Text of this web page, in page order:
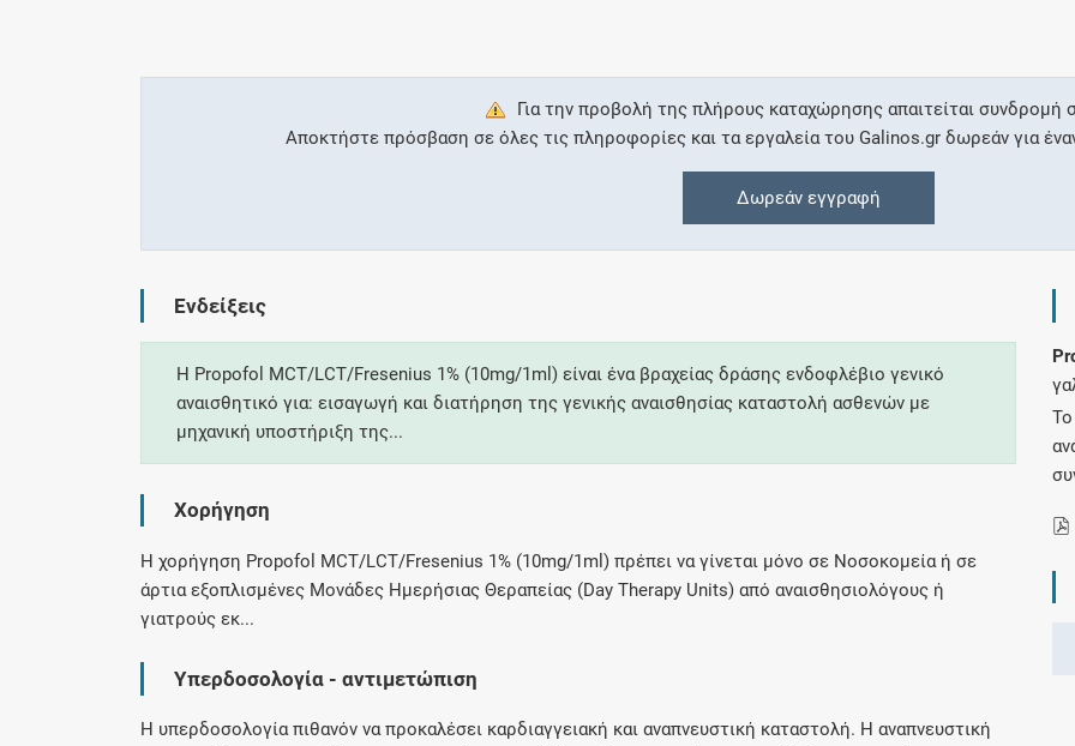
Συνδρομές
Μάθετε περισσότερα για τα οφέλη και τις
επιπλέον παροχές των συνδρομητικών
Ενδείξεις και αγωγές
Βρείτε θεραπευτικές ενδείξεις και αγωγές για
Γνωρίζατε ότι...
Για την προβολή της πλήρους καταχώρησης απαιτείται συνδρομή
Αποκτήστε πρόσβαση σε όλες τις πληροφορίες και τα εργαλεία του Galinos.gr δωρεάν για
Δωρεάν εγγραφή
Ενδείξεις
Η Propofol MCT/LCT/Fresenius 1% (10mg/1ml) είναι ένα βραχείας δράσης ενδοφλέβιο γενικό
αναισθητικό για: εισαγωγή και διατήρηση της γενικής αναισθησίας καταστολή ασθενών με
μηχανική υποστήριξη της...
Χορήγηση
Η χορήγηση Propofol MCT/LCT/Fresenius 1% (10mg/1ml) πρέπει να γίνεται μόνο σε Νοσοκομεία ή σε
άρτια εξοπλισμένες Μονάδες Ημερήσιας Θεραπείας (Day Therapy Units) από αναισθησιολόγους ή
γιατρούς εκ...
Υπερδοσολογία - αντιμετώπιση
Η υπερδοσολογία πιθανόν να προκαλέσει καρδιαγγειακή και αναπνευστική καταστολή. Η αναπνευστική